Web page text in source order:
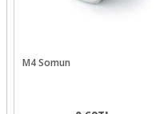
M4 Somun